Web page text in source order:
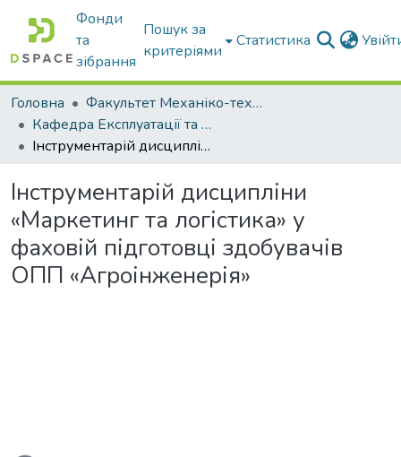
Фонди
та
зібрання
Пошук за
критеріями
Статистика
Головна
Факультет Механіко-технологічний
Кафедра Експлуатації та технічного сервісу машин
Інструментарій дисципліни «Маркетинг та логістика» у фаховій підготовці здобувачів ОПП «Агроінженерія»
Інструментарій дисципліни
«Маркетинг та логістика» у
фаховій підготовці здобувачів
ОПП «Агроінженерія»